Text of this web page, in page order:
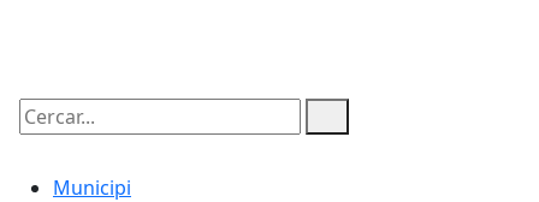
Cercar:
Municipi